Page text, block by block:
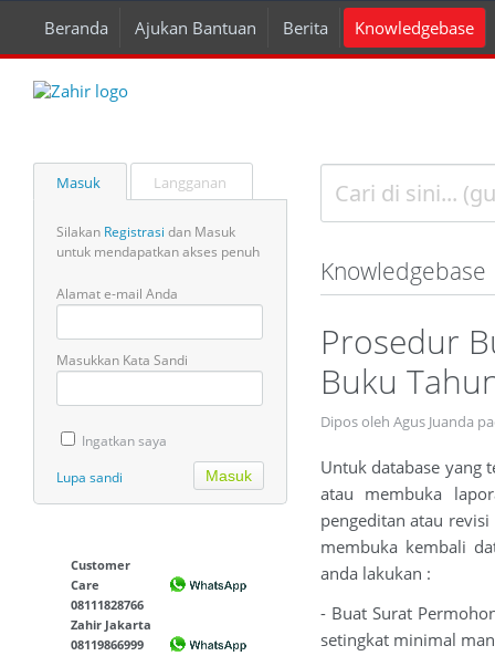
Beranda Ajukan Bantuan Berita Knowledgebase
Masuk Langganan
Silakan Registrasi dan Masuk
untuk mendapatkan akses penuh
Alamat e-mail Anda
Masukkan Kata Sandi
Ingatkan saya
Lupa sandi
Customer
Care
08111828766
Zahir Jakarta
08119866999
Knowledgebase
Prosedur
Buku
Dipos oleh Agus Juanda
Untuk database yang
atau membuka
pengeditan atau
membuka kembali
anda lakukan :
- Buat Surat
setingkat minimal